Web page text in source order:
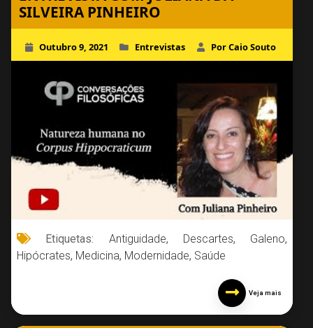
SILVEIRA PINHEIRO
Outubro 9, 2021 Entrevistas Por Caio Souto
Etiquetas: Antiguidade, Descartes, Galeno,
Hipócrates, Medicina, Modernidade, Saúde
Veja mais